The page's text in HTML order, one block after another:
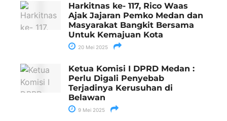
Harkitnas ke- 117, Rico Waas
Ajak Jajaran Pemko Medan dan
Masyarakat Bangkit Bersama
Untuk Kemajuan Kota
20 Mei 2025
Ketua Komisi I DPRD Medan :
Perlu Digali Penyebab
Terjadinya Kerusuhan di
Belawan
9 Mei 2025